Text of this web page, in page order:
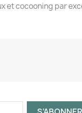
et cocooning par